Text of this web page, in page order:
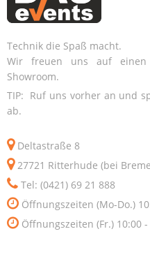
Technik die Spaß macht.
Wir freuen uns auf
Showroom.
TIP: Ruf uns vorher an und
ab.
Deltastraße 8
27721 Ritterhude (bei
Tel: (0421) 69 21 888
Öffnungszeiten (Mo-Do.)
Öffnungszeiten (Fr.) 10:00